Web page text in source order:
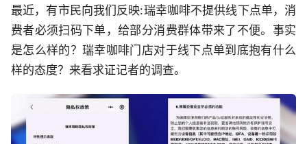
最近，有市民向我们反映:瑞幸咖啡不提供线下点单，消
费者必须扫码下单，给部分消费群体带来了不便。事实
是怎么样的？瑞幸咖啡门店对于线下点单到底抱有什么
样的态度？来看求证记者的调查。